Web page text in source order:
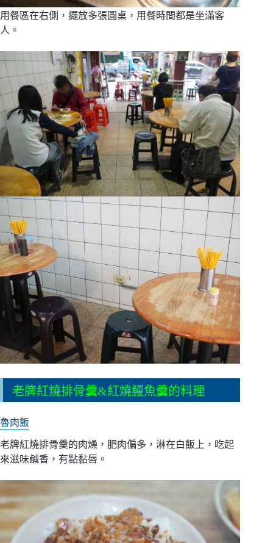
用餐區在右側，擺放多張圓桌，用餐時間都是坐滿客
人。
老牌紅燒排骨羹&紅燒鰻魚羹的料理
魯肉飯
老牌紅燒排骨羹的肉燥，肥肉偏多，淋在白飯上，吃起
來滋味鹹香，有點黏唇。